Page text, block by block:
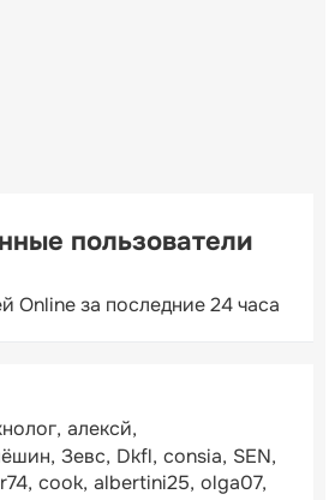
пользователи
Online за последние 24 часа
алексй
Зевс Dkfl consia SEN
cook albertini25 olga07